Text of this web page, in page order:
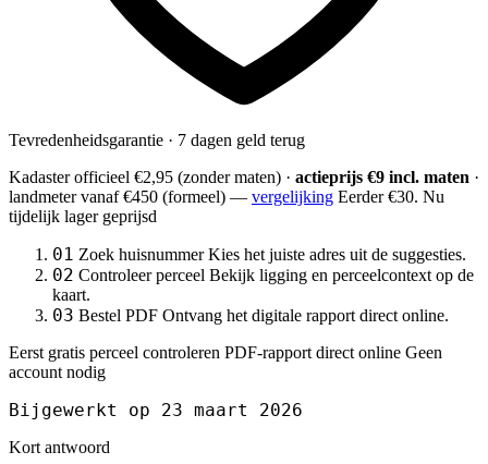
Tevredenheidsgarantie · 7 dagen geld terug
Kadaster officieel €2,95 (zonder maten) · actieprijs €9 incl. maten ·
landmetervanaf €450 (formeel) — vergelijking Eerder €30. Nu
tijdelijk lager geprijsd
01 Zoek huisnummer Kies het juiste adres uit de suggesties.
02 Controleer perceel Bekijk ligging en perceelcontext op de
kaart.
03 Bestel PDF Ontvang het digitale rapport direct online.
Eerst gratis perceel controleren PDF-rapport direct online Geen
account nodig
Bijgewerkt op 23 maart 2026
Kort antwoord